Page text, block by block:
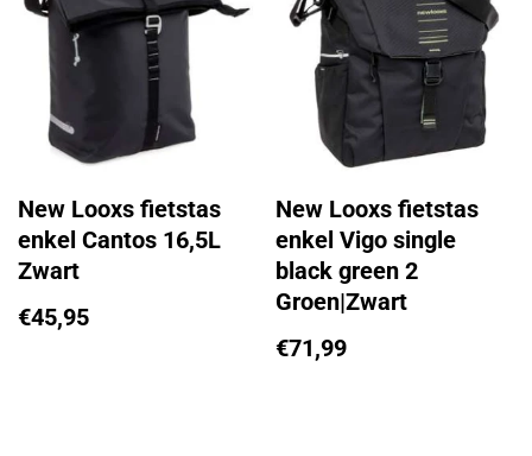
New Looxs fietstas
enkel Cantos 16,5L
Zwart
€45,95
New Looxs fietstas
enkel Vigo single
black green 2
Groen|Zwart
€71,99